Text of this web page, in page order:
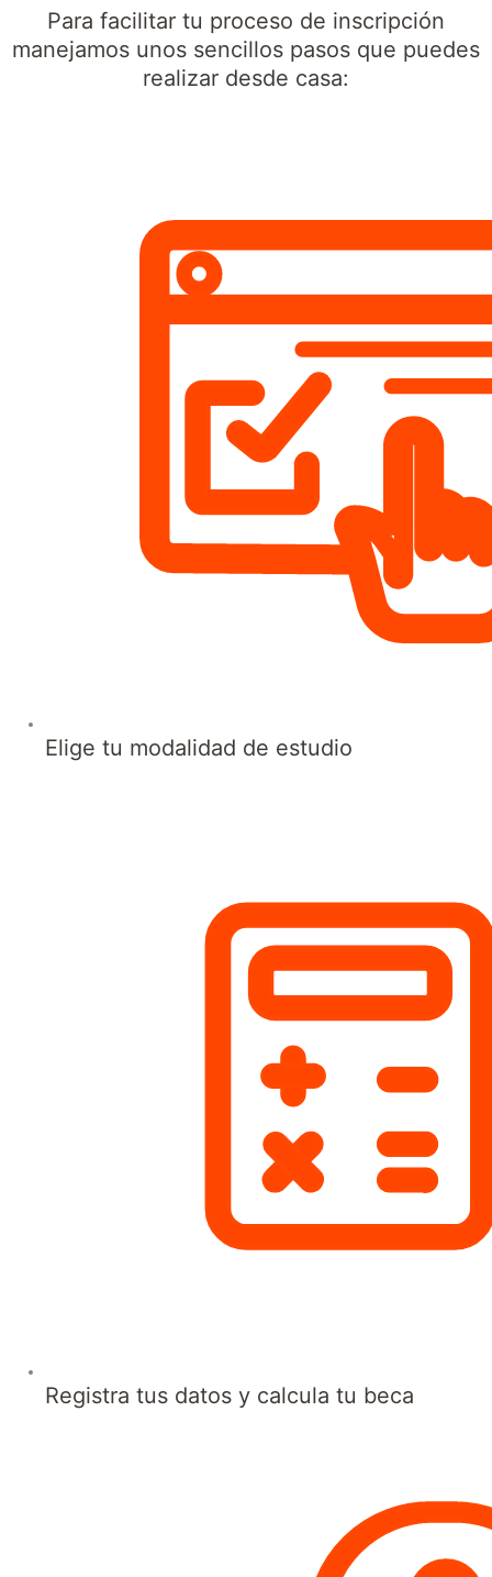
Para facilitar tu proceso de inscripción
manejamos unos sencillos pasos que puedes
realizar desde casa:
Elige tu modalidad de estudio
Registra tus datos y calcula tu beca